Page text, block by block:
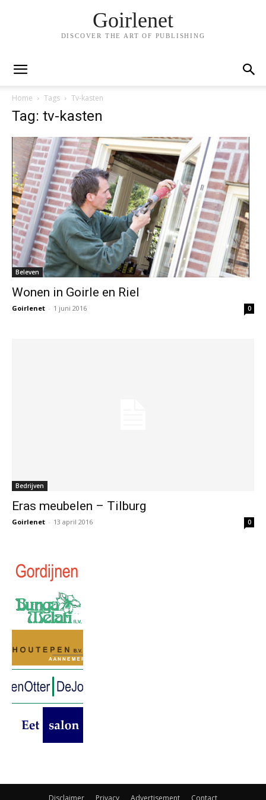
Goirlenet
DISCOVER THE ART OF PUBLISHING
Home Tags Tv-kasten
Tag: tv-kasten
Beleven
Wonen in Goirle en Riel
Goirlenet - 1 juni 2016 0
Bedrijven
Eras meubelen – Tilburg
Goirlenet - 13 april 2016 0
Disclaimer Privacy Advertisement Contact